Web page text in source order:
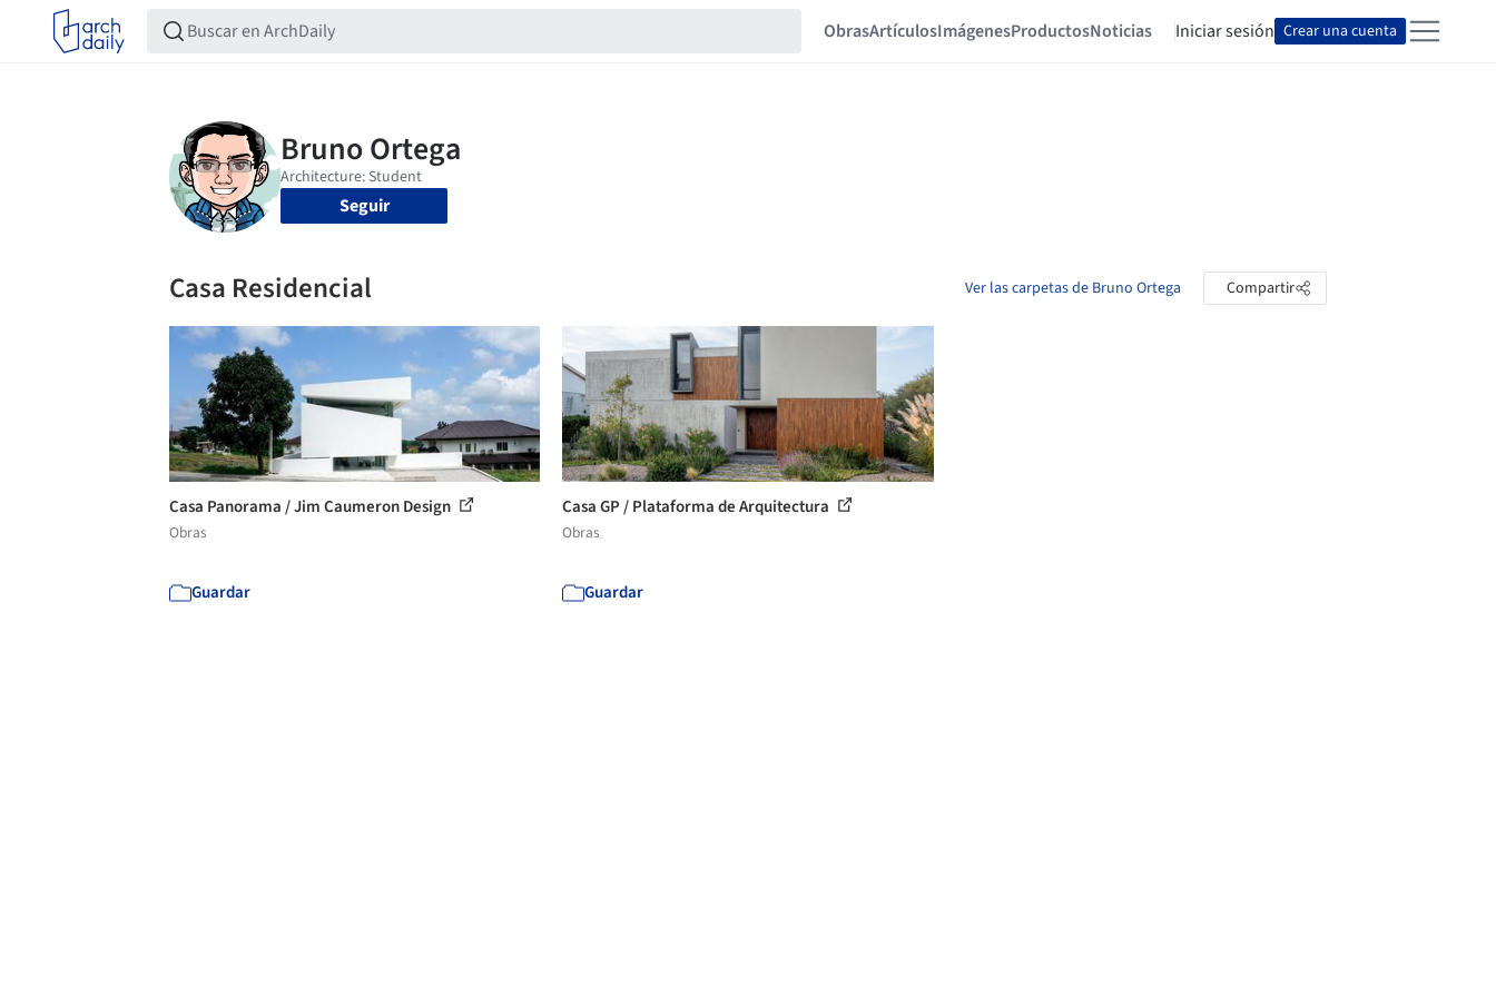
ObrasArtículosImágenesProductosNoticias Iniciar sesión Crear una cuenta
Seguir
Casa Residencial Ver las carpetas de Bruno Ortega Compartir
Casa Panorama / Jim Caumeron Design
Obras
Guardar
Casa GP / Plataforma de Arquitectura
Obras
Guardar